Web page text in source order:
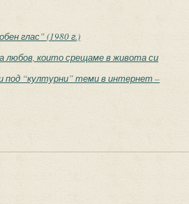
глас” (1980 г.)
любов, които срещаме в живота си
под “културни” теми в интернет –